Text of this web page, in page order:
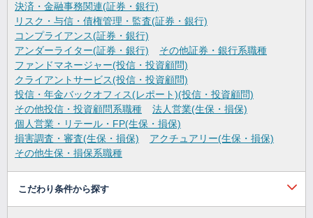
決済・金融事務関連(証券・銀行)
リスク・与信・債権管理・監査(証券・銀行)
コンプライアンス(証券・銀行)
アンダーライター(証券・銀行)
その他証券・銀行系職種
ファンドマネージャー(投信・投資顧問)
クライアントサービス(投信・投資顧問)
投信・年金バックオフィス(レポート)(投信・投資顧問)
その他投信・投資顧問系職種
法人営業(生保・損保)
個人営業・リテール・FP(生保・損保)
損害調査・審査(生保・損保)
アクチュアリー(生保・損保)
その他生保・損保系職種
こだわり条件から探す